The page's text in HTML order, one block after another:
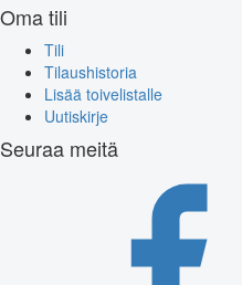
Oma tili
Tili
Tilaushistoria
Lisää toivelistalle
Uutiskirje
Seuraa meitä